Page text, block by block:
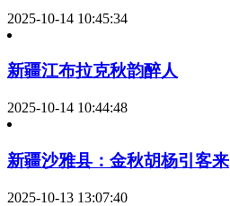
2025-10-14 10:45:34
新疆江布拉克秋韵醉人
2025-10-14 10:44:48
新疆沙雅县：金秋胡杨引客来
2025-10-13 13:07:40